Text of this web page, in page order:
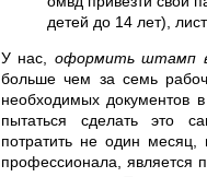
детей до 14 лет),
У нас, оформить штамп
больше чем за семь
необходимых документов
пытаться сделать это
потратить не один месяц,
профессионала, является